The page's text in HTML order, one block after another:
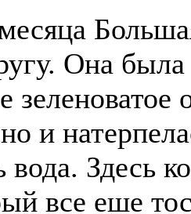
Она была
и
вода. Здесь
все еше